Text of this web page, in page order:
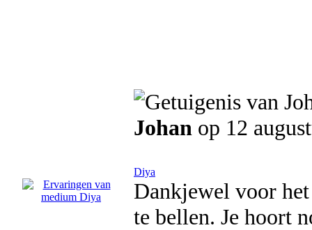
Johan op 12
Diya
Dankjewel voor
te bellen. Je hoort